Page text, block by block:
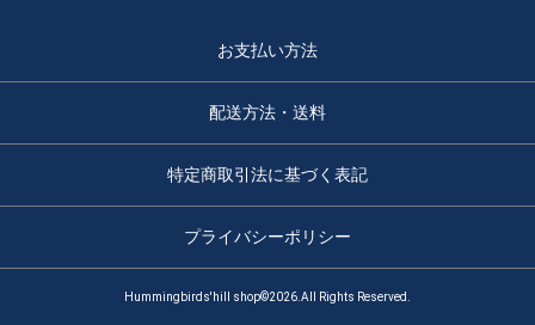
お支払い方法
配送方法・送料
特定商取引法に基づく表記
プライバシーポリシー
Hummingbirds'hill shop©2026.All Rights Reserved.